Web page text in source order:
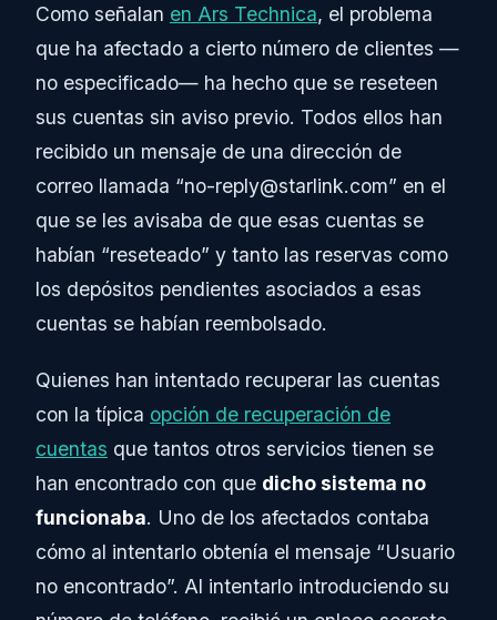
Como señalan en Ars Technica, el problema
que ha afectado a cierto número de clientes —
no especificado— ha hecho que se reseteen
sus cuentas sin aviso previo. Todos ellos han
recibido un mensaje de una dirección de
correo llamada “no-reply@starlink.com” en el
que se les avisaba de que esas cuentas se
habían “reseteado” y tanto las reservas como
los depósitos pendientes asociados a esas
cuentas se habían reembolsado.
Quienes han intentado recuperar las cuentas
con la típica opción de recuperación de
cuentas que tantos otros servicios tienen se
han encontrado con que dicho sistema no
funcionaba. Uno de los afectados contaba
cómo al intentarlo obtenía el mensaje “Usuario
no encontrado”. Al intentarlo introduciendo su